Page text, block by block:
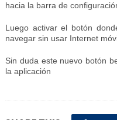
hacia la barra de
Luego activar el botón
navegar sin usar Internet
Sin duda este nuevo botón
la aplicación